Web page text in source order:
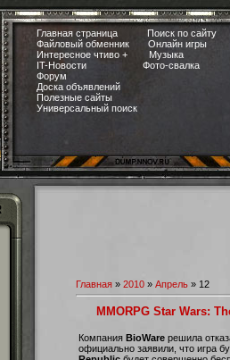
Главная страница
Поиск по сайту
Файловый обменник
Онлайн игры
Интересное чтиво +
Музыка
IT-Новости
Фото-свалка
Форум
Доска объявлений
Полезные сайты
Универсальный поиск
Главная » 2010 » Апрель » 12
MMORPG Star Wars:
Компания BioWare решила
официально заявили, что игра